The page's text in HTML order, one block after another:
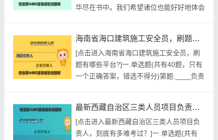
是()(必...
华尽在书中。我们希望诸位也能好好地体会
人员，应该怎么考？'。经过上述讨论，学
习好似一片沃土，只要辛勤耕耘，定会有累
累的硕果；如若懒于劳作，当别人跳起丰收
之舞时，你已是后悔莫及了。...
海南省海口建筑施工安全员，刷题有哪些平台?
[点击进入海南省海口建筑施工安全员，刷
题有哪些平台?]一.单选题(共有40题，只有
一个正确答案，错选不得分)第题:____负责
局B.省级安全生产监督管理部门C.省级煤矿
安全监察机构D.市级.县级安全生产监督管
理部门正确答案:查看最佳答案更多最新建
最新西藏自治区三类人员项目负责人，到底有多难考过？
[点击进入最新西藏自治区三类人员项目负
责人，到底有多难考过？]一.单选题(共有